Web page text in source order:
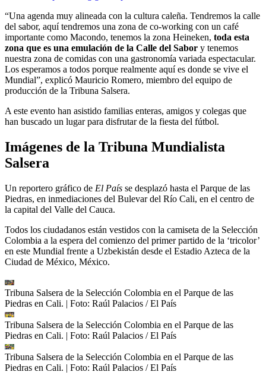
“Una agenda muy alineada con la cultura caleña. Tendremos la calle
del sabor, aquí tendremos una zona de co-working con un café
importante como Macondo, tenemos la zona Heineken, toda esta
zona que es una emulación de la Calle del Sabor y tenemos
nuestra zona de comidas con una gastronomía variada espectacular.
Los esperamos a todos porque realmente aquí es donde se vive el
Mundial”, explicó Mauricio Romero, miembro del equipo de
producción de la Tribuna Salsera.
A este evento han asistido familias enteras, amigos y colegas que
han buscado un lugar para disfrutar de la fiesta del fútbol.
Imágenes de la Tribuna Mundialista
Salsera
Un reportero gráfico de El País se desplazó hasta el Parque de las
Piedras, en inmediaciones del Bulevar del Río Cali, en el centro de
la capital del Valle del Cauca.
Todos los ciudadanos están vestidos con la camiseta de la Selección
Colombia a la espera del comienzo del primer partido de la ‘tricolor’
en este Mundial frente a Uzbekistán desde el Estadio Azteca de la
Ciudad de México, México.
Tribuna Salsera de la Selección Colombia en el Parque de las
Piedras en Cali. | Foto: Raúl Palacios / El País
Tribuna Salsera de la Selección Colombia en el Parque de las
Piedras en Cali. | Foto: Raúl Palacios / El País
Tribuna Salsera de la Selección Colombia en el Parque de las
Piedras en Cali. | Foto: Raúl Palacios / El País